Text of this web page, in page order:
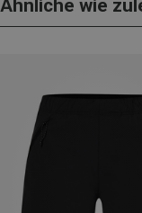
Ähnliche wie